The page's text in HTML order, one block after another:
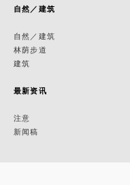
自然／建筑
自然／建筑
林荫步道
建筑
最新资讯
注意
新闻稿